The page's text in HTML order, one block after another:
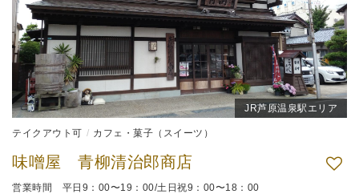
JR芦原温泉駅エリア
テイクアウト可 カフェ・菓子（スイーツ）
味噌屋 青柳清治郎商店
営業時間 平日9：00〜19：00/土日祝9：00〜18：00